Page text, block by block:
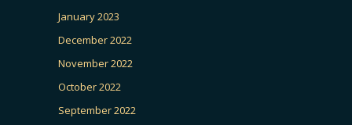
January 2023
December 2022
November 2022
October 2022
September 2022